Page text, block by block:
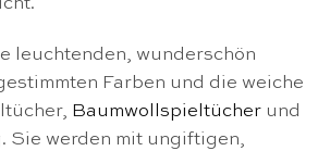
leuchtenden, wunderschön
Farben und die weiche
Baumwollspieltücher und
Sie werden mit ungiftigen,